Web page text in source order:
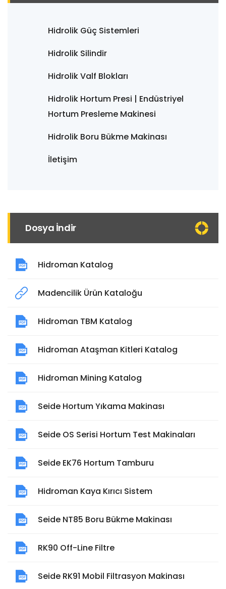
Hidrolik Güç Sistemleri
Hidrolik Silindir
Hidrolik Valf Blokları
Hidrolik Hortum Presi | Endüstriyel
Hortum Presleme Makinesi
Hidrolik Boru Bükme Makinası
İletişim
Dosya İndir
Hidroman Katalog
Madencilik Ürün Kataloğu
Hidroman TBM Katalog
Hidroman Ataşman Kitleri Katalog
Hidroman Mining Katalog
Seide Hortum Yıkama Makinası
Seide OS Serisi Hortum Test Makinaları
Seide EK76 Hortum Tamburu
Hidroman Kaya Kırıcı Sistem
Seide NT85 Boru Bükme Makinası
RK90 Off-Line Filtre
Seide RK91 Mobil Filtrasyon Makinası